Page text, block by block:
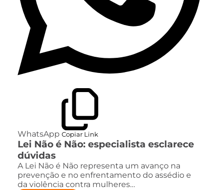
WhatsApp Copiar Link
Lei Não é Não: especialista esclarece
dúvidas
A Lei Não é Não representa um avanço na
prevenção e no enfrentamento do assédio e
da violência contra mulheres…